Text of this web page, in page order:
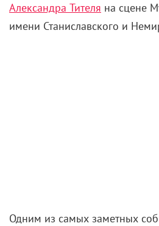
Александра Тителя на сцене
имени Станиславского и
Одним из самых заметных